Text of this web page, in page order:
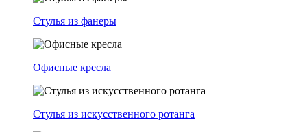
Стулья из фанеры
Офисные кресла
Стулья из искусственного ротанга